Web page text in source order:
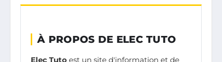
À PROPOS DE ELEC TUTO
Elec Tuto est un site d'information et de